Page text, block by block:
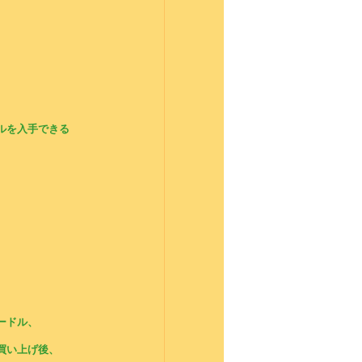
を入手できる
ル、
上げ後、